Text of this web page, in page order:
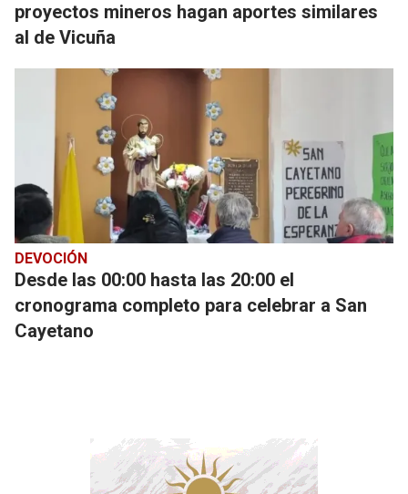
proyectos mineros hagan aportes similares
al de Vicuña
DEVOCIÓN
Desde las 00:00 hasta las 20:00 el
cronograma completo para celebrar a San
Cayetano